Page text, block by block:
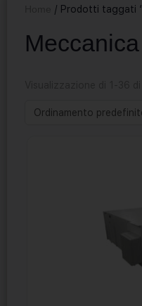
/ Prodotti taggati